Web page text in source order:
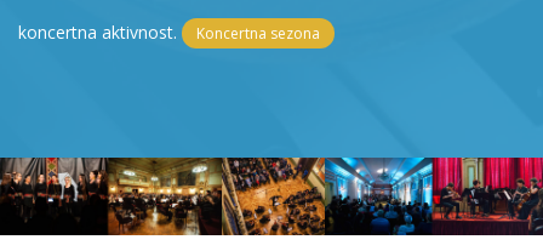
koncertna aktivnost.
Koncertna sezona